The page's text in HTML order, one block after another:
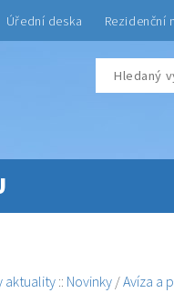
Úřední deska Rezidenční
aktuality :: Novinky /Avíza a